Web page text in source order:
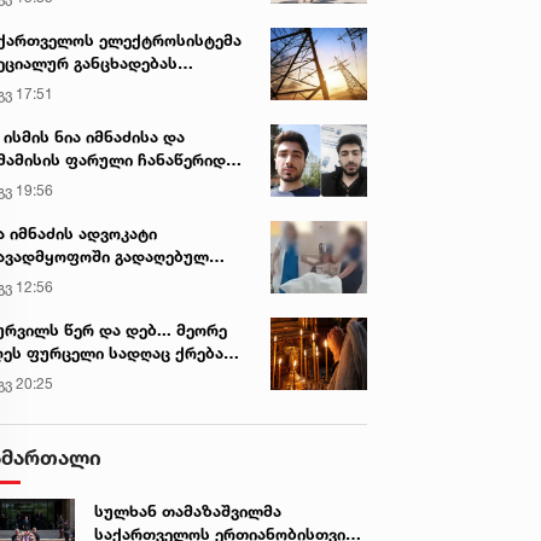
ელექტროსისტემა
განცხადებას
17:51
ნია იმნაძისა და
ფარული ჩანაწერიდან
ავალიანის მკვლელობის
19:56
იმნაძის ადვოკატი
გადაღებულ
ავრცელებს
12:56
წერ და დებ... მეორე
ფურცელი სადღაც ქრება
სურვილი სრულდება...“ -
ტაძარი შიდა
20:25
სულხან თამაზაშვილმა
საქართველოს ერთიანობისთვის